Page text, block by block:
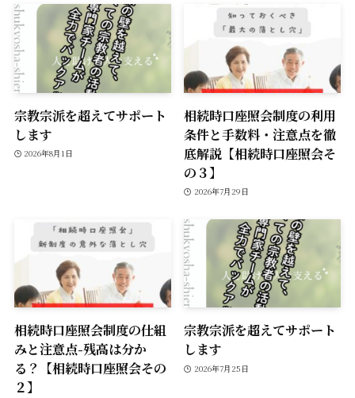
宗教宗派を超えてサポート
します
2026年8月1日
相続時口座照会制度の利用
条件と手数料・注意点を徹
底解説【相続時口座照会そ
の３】
2026年7月29日
相続時口座照会制度の仕組
みと注意点-残高は分か
る？【相続時口座照会その
２】
宗教宗派を超えてサポート
します
2026年7月25日